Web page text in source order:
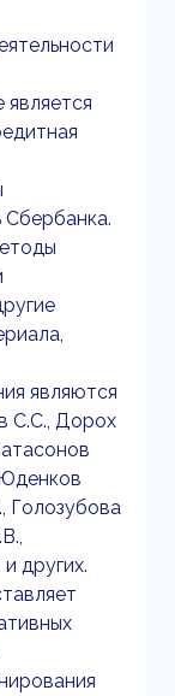
Сбербанка.
являются
С.С., Дорох
Голозубова
других.